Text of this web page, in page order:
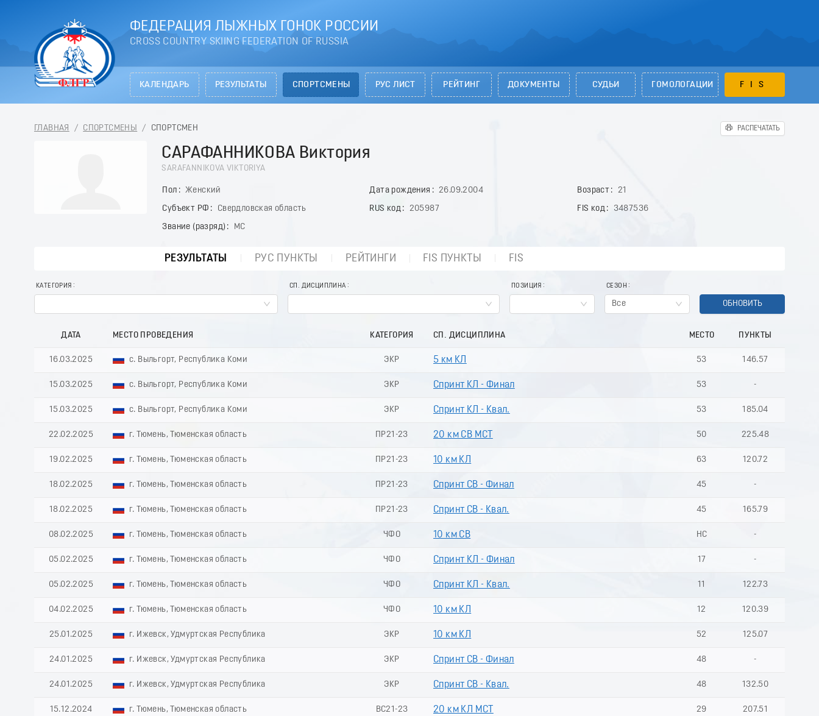
ФЕДЕРАЦИЯ ЛЫЖНЫХ ГОНОК РОССИИ
CROSS COUNTRY SKIING FEDERATION OF RUSSIA
КАЛЕНДАРЬ РЕЗУЛЬТАТЫ СПОРТСМЕНЫ РУС ЛИСТ РЕЙТИНГ ДОКУМЕНТЫ СУДЬИ ГОМОЛОГАЦИИ FIS
ГЛАВНАЯ / СПОРТСМЕНЫ / СПОРТСМЕН РАСПЕЧАТАТЬ
САРАФАННИКОВА Виктория
SARAFANNIKOVA VIKTORIYA
Пол Женский Дата рождения 26.09.2004 Возраст
21
Субъект РФ
Свердловская область RUS код 205987 FIS код
3487536
Звание (разряд)
МС
РЕЗУЛЬТАТЫ РУС ПУНКТЫ РЕЙТИНГИ FIS ПУНКТЫ FIS
КАТЕГОРИЯ СП. ДИСЦИПЛИНА ПОЗИЦИЯ СЕЗОН
Все ОБНОВИТЬ
ДАТА МЕСТО ПРОВЕДЕНИЯ КАТЕГОРИЯ СП. ДИСЦИПЛИНА МЕСТО ПУНКТЫ
16.03.2025 с. Выльгорт, Республика Коми ЭКР 5 км КЛ 53 146.57
15.03.2025 с. Выльгорт, Республика Коми ЭКР Спринт КЛ - Финал 53 -
15.03.2025 с. Выльгорт, Республика Коми ЭКР Спринт КЛ - Квал. 53 185.04
22.02.2025 г. Тюмень, Тюменская область ПР21-23 20 км СВ МСТ 50 225.48
19.02.2025 г. Тюмень, Тюменская область ПР21-23 10 км КЛ 63 120.72
18.02.2025 г. Тюмень, Тюменская область ПР21-23 Спринт СВ - Финал 45 -
18.02.2025 г. Тюмень, Тюменская область ПР21-23 Спринт СВ - Квал. 45 165.79
08.02.2025 г. Тюмень, Тюменская область ЧФО 10 км СВ НС -
05.02.2025 г. Тюмень, Тюменская область ЧФО Спринт КЛ - Финал 17 -
05.02.2025 г. Тюмень, Тюменская область ЧФО Спринт КЛ - Квал. 11 122.73
04.02.2025 г. Тюмень, Тюменская область ЧФО 10 км КЛ 12 120.39
25.01.2025 г. Ижевск, Удмуртская Республика ЭКР 10 км КЛ 52 125.07
24.01.2025 г. Ижевск, Удмуртская Республика ЭКР Спринт СВ - Финал 48 -
24.01.2025 г. Ижевск, Удмуртская Республика ЭКР Спринт СВ - Квал. 48 132.50
15.12.2024 г. Тюмень, Тюменская область ВС21-23 20 км КЛ МСТ 29 207.51